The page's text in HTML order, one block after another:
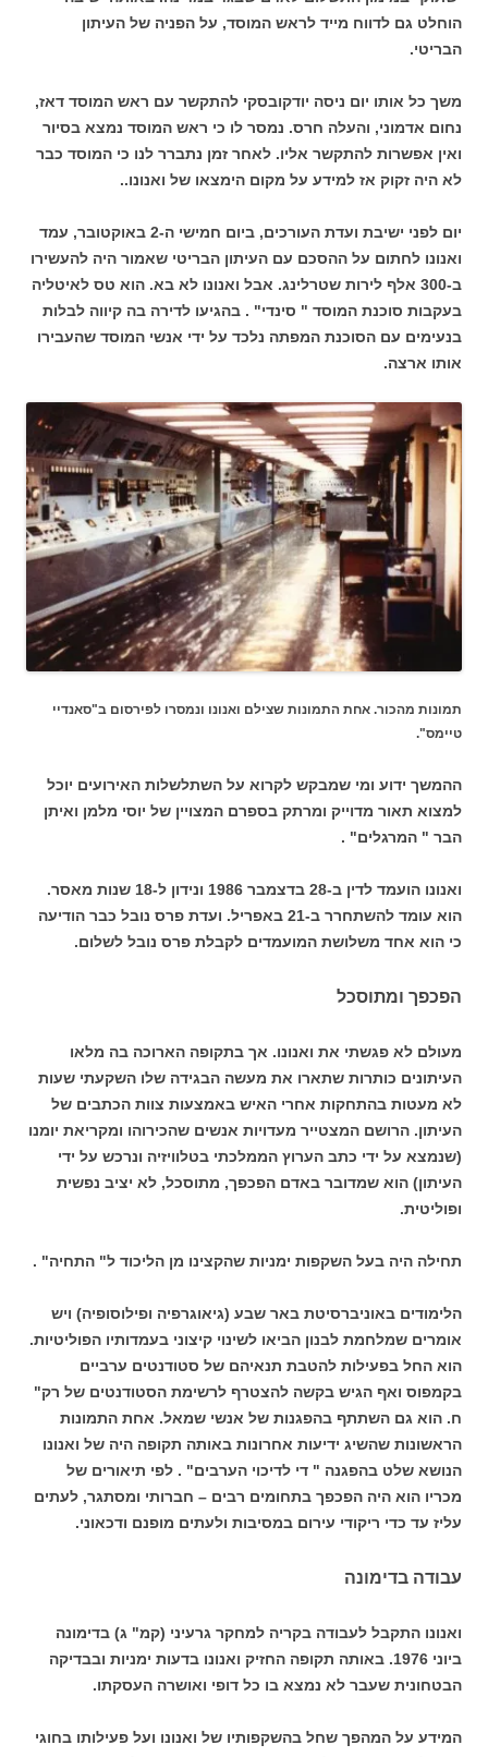
הוחלט גם לדווח מייד לראש המוסד, על הפניה של העיתון
הבריטי.
משך כל אותו יום ניסה יודקובסקי להתקשר עם ראש המוסד דאז,
נחום אדמוני, והעלה חרס. נמסר לו כי ראש המוסד נמצא בסיור
ואין אפשרות להתקשר אליו. לאחר זמן נתברר לנו כי המוסד כבר
לא היה זקוק אז למידע על מקום הימצאו של ואנונו..
יום לפני ישיבת ועדת העורכים, ביום חמישי ה-2 באוקטובר, עמד
ואנונו לחתום על ההסכם עם העיתון הבריטי שאמור היה להעשירו
ב-300 אלף לירות שטרלינג. אבל ואנונו לא בא. הוא טס לאיטליה
בעקבות סוכנת המוסד " סינדי" . בהגיעו לדירה בה קיווה לבלות
בנעימים עם הסוכנת המפתה נלכד על ידי אנשי המוסד שהעבירו
אותו ארצה.
תמונות מהכור. אחת התמונות שצילם ואנונו ונמסרו לפירסום ב"סאנדיי
טיימס".
ההמשך ידוע ומי שמבקש לקרוא על השתלשלות האירועים יוכל
למצוא תאור מדוייק ומרתק בספרם המצויין של יוסי מלמן ואיתן
הבר " המרגלים" .
ואנונו הועמד לדין ב-28 בדצמבר 1986 ונידון ל-18 שנות מאסר.
הוא עומד להשתחרר ב-21 באפריל. ועדת פרס נובל כבר הודיעה
כי הוא אחד משלושת המועמדים לקבלת פרס נובל לשלום.
הפכפך ומתוסכל
מעולם לא פגשתי את ואנונו. אך בתקופה הארוכה בה מלאו
העיתונים כותרות שתארו את מעשה הבגידה שלו השקעתי שעות
לא מעטות בהתחקות אחרי האיש באמצעות צוות הכתבים של
העיתון. הרושם המצטייר מעדויות אנשים שהכירוהו ומקריאת יומנו
(שנמצא על ידי כתב הערוץ הממלכתי בטלוויזיה ונרכש על ידי
העיתון) הוא שמדובר באדם הפכפך, מתוסכל, לא יציב נפשית
ופוליטית.
תחילה היה בעל השקפות ימניות שהקצינו מן הליכוד ל" התחיה" .
הלימודים באוניברסיטת באר שבע (גיאוגרפיה ופילוסופיה) ויש
אומרים שמלחמת לבנון הביאו לשינוי קיצוני בעמדותיו הפוליטיות.
הוא החל בפעילות להטבת תנאיהם של סטודנטים ערביים
בקמפוס ואף הגיש בקשה להצטרף לרשימת הסטודנטים של רק"
ח. הוא גם השתתף בהפגנות של אנשי שמאל. אחת התמונות
הראשונות שהשיג ידיעות אחרונות באותה תקופה היה של ואנונו
הנושא שלט בהפגנה " די לדיכוי הערבים" . לפי תיאורים של
מכריו הוא היה הפכפך בתחומים רבים – חברותי ומסתגר, לעתים
עליז עד כדי ריקודי עירום במסיבות ולעתים מופנם ודכאוני.
עבודה בדימונה
ואנונו התקבל לעבודה בקריה למחקר גרעיני (קמ" ג) בדימונה
ביוני 1976. באותה תקופה החזיק ואנונו בדעות ימניות ובבדיקה
הבטחונית שעבר לא נמצא בו כל דופי ואושרה העסקתו.
המידע על המהפך שחל בהשקפותיו של ואנונו ועל פעילותו בחוגי